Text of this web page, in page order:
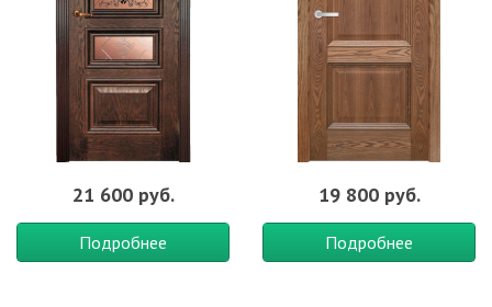
21 600 руб.
Подробнее
19 800 руб.
Подробнее